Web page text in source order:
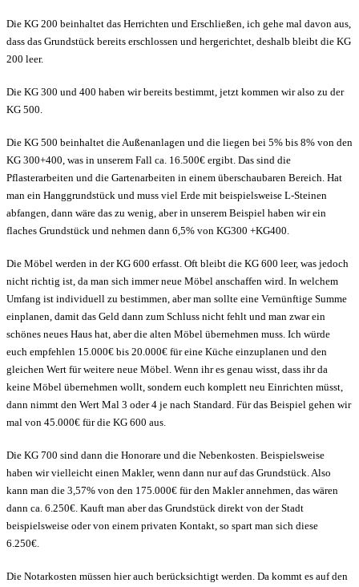
Die KG 200 beinhaltet das Herrichten und Erschließen, ich gehe mal davon aus,
dass das Grundstück bereits erschlossen und hergerichtet, deshalb bleibt die KG
200 leer.
Die KG 300 und 400 haben wir bereits bestimmt, jetzt kommen wir also zu der
KG 500.
Die KG 500 beinhaltet die Außenanlagen und die liegen bei 5% bis 8% von den
KG 300+400, was in unserem Fall ca. 16.500€ ergibt. Das sind die
Pflasterarbeiten und die Gartenarbeiten in einem überschaubaren Bereich. Hat
man ein Hanggrundstück und muss viel Erde mit beispielsweise L-Steinen
abfangen, dann wäre das zu wenig, aber in unserem Beispiel haben wir ein
flaches Grundstück und nehmen dann 6,5% von KG300 +KG400.
Die Möbel werden in der KG 600 erfasst. Oft bleibt die KG 600 leer, was jedoch
nicht richtig ist, da man sich immer neue Möbel anschaffen wird. In welchem
Umfang ist individuell zu bestimmen, aber man sollte eine Vernünftige Summe
einplanen, damit das Geld dann zum Schluss nicht fehlt und man zwar ein
schönes neues Haus hat, aber die alten Möbel übernehmen muss. Ich würde
euch empfehlen 15.000€ bis 20.000€ für eine Küche einzuplanen und den
gleichen Wert für weitere neue Möbel. Wenn ihr es genau wisst, dass ihr da
keine Möbel übernehmen wollt, sondern euch komplett neu Einrichten müsst,
dann nimmt den Wert Mal 3 oder 4 je nach Standard. Für das Beispiel gehen wir
mal von 45.000€ für die KG 600 aus.
Die KG 700 sind dann die Honorare und die Nebenkosten. Beispielsweise
haben wir vielleicht einen Makler, wenn dann nur auf das Grundstück. Also
kann man die 3,57% von den 175.000€ für den Makler annehmen, das wären
dann ca. 6.250€. Kauft man aber das Grundstück direkt von der Stadt
beispielsweise oder von einem privaten Kontakt, so spart man sich diese
6.250€.
Die Notarkosten müssen hier auch berücksichtigt werden. Da kommt es auf den